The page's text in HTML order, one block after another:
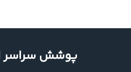
پوشش سراسر